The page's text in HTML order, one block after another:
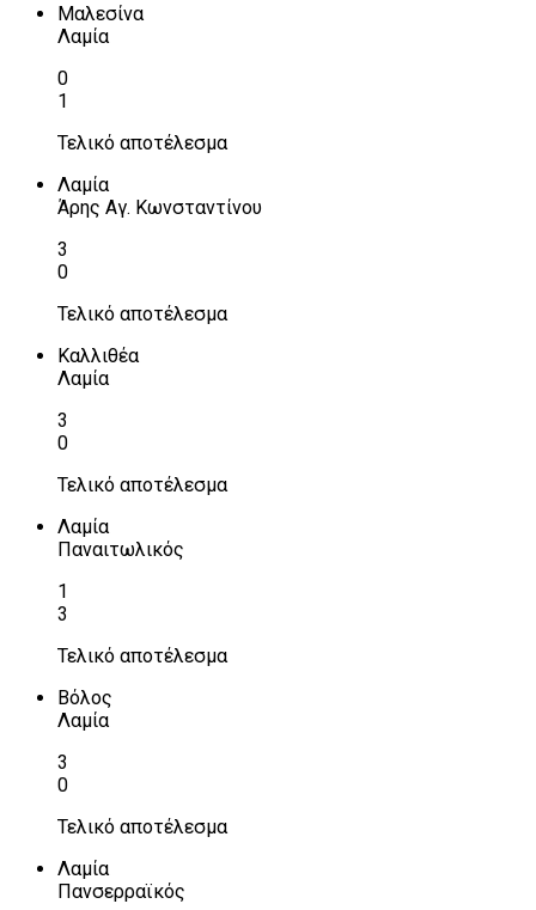
Μαλεσίνα
Λαμία
0
1
Τελικό αποτέλεσμα
Λαμία
Άρης Αγ. Κωνσταντίνου
3
0
Τελικό αποτέλεσμα
Καλλιθέα
Λαμία
3
0
Τελικό αποτέλεσμα
Λαμία
Παναιτωλικός
1
3
Τελικό αποτέλεσμα
Βόλος
Λαμία
3
0
Τελικό αποτέλεσμα
Λαμία
Πανσερραϊκός